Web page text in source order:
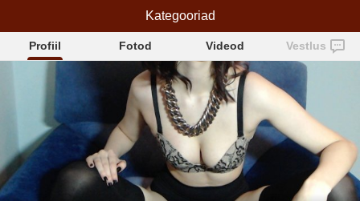
YourSoul5
Profiil Fotod Videod Vestlus
Kategooriad